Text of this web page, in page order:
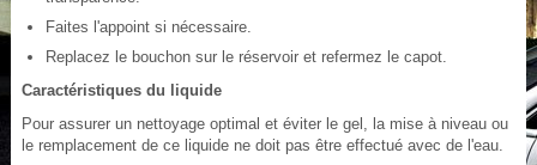
Faites l'appoint si nécessaire.
Replacez le bouchon sur le réservoir et refermez le capot.
Caractéristiques du liquide
Pour assurer un nettoyage optimal et éviter le gel, la mise à niveau ou
le remplacement de ce liquide ne doit pas être effectué avec de l'eau.